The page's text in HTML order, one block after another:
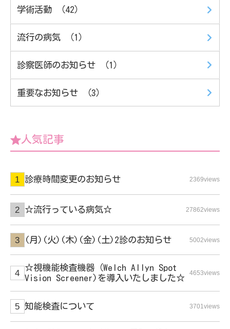
学術活動 （42）
流行の病気 （1）
診察医師のお知らせ （1）
重要なお知らせ （3）
人気記事
診療時間変更のお知らせ 2369views
☆流行っている病気☆ 27862views
(月)(火)(木)(金)(土)2診のお知らせ 5002views
☆視機能検査機器（Welch Allyn Spot
Vision Screener)を導入いたしました☆
4653views
知能検査について 3701views